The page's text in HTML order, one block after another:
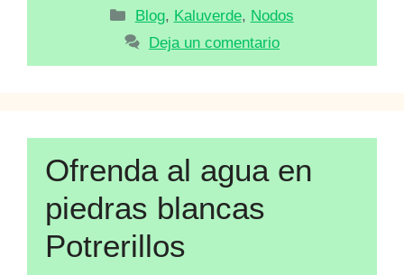
Categorías
Blog, Kaluverde, Nodos
Deja un comentario
Ofrenda al agua en
piedras blancas
Potrerillos